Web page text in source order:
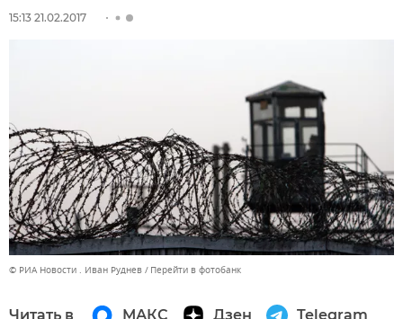
15:13 21.02.2017
© РИА Новости . Иван Руднев Перейти в фотобанк
Читать в МАКС Дзен Telegram